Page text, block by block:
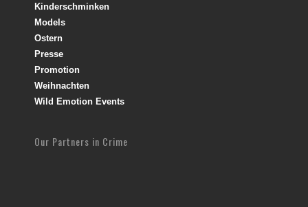
Kinderschminken
Models
Ostern
Presse
Promotion
Weihnachten
Wild Emotion Events
Our Partners in Crime